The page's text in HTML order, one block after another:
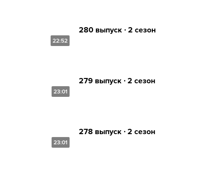
22:52
280 выпуск ∙ 2 сезон
23:01
279 выпуск ∙ 2 сезон
23:01
278 выпуск ∙ 2 сезон